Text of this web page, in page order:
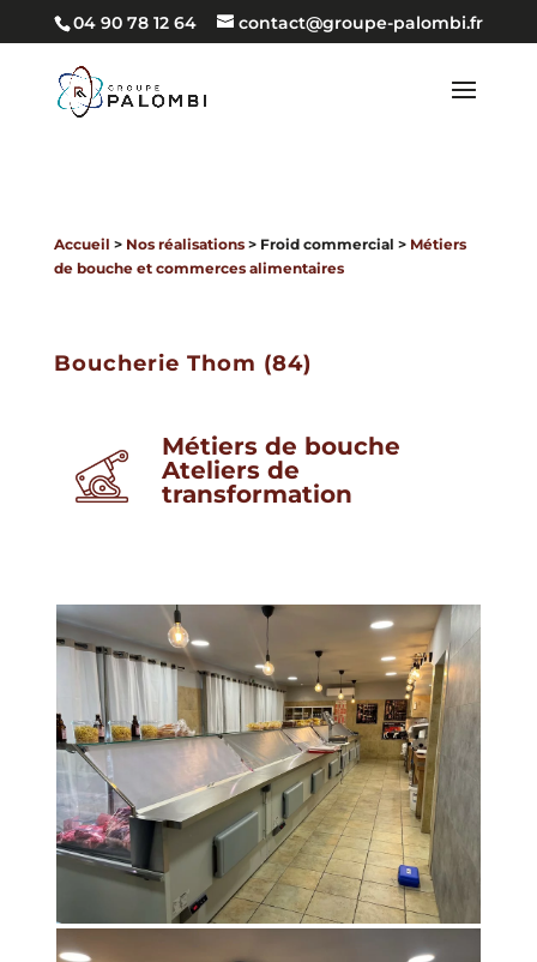
04 90 78 12 64 contact@groupe-palombi.fr
Accueil > Nos réalisations> Froid commercial > Métiers
de bouche et commerces alimentaires
Boucherie Thom (84)
Métiers de bouche
Ateliers de
transformation